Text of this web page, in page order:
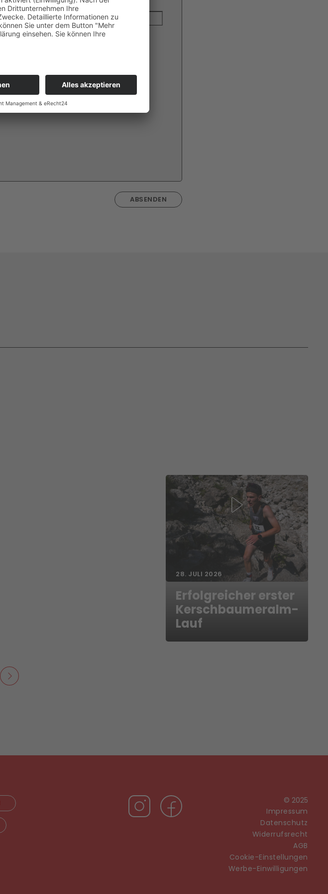
ABSENDEN
28. JULI 2026
Erfolgreicher erster
Kerschbaumeralm-
Lauf
© 2025
Impressum
Datenschutz
Widerrufsrecht
AGB
Cookie-Einstellungen
Werbe-Einwilligungen